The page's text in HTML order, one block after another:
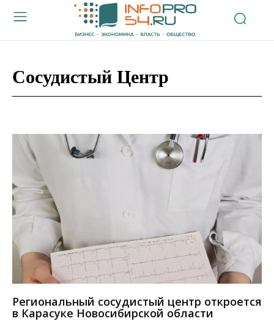
Сосудистый Центр
Региональный сосудистый центр откроется
в Карасуке Новосибирской области